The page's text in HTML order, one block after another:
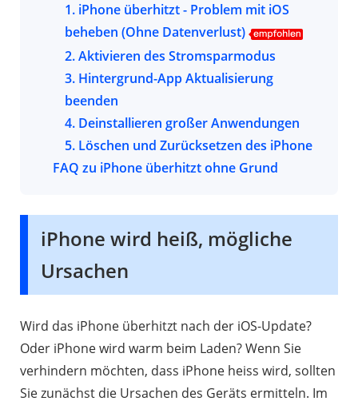
1. iPhone überhitzt - Problem mit iOS
beheben (Ohne Datenverlust)
2. Aktivieren des Stromsparmodus
3. Hintergrund-App Aktualisierung
beenden
4. Deinstallieren großer Anwendungen
5. Löschen und Zurücksetzen des iPhone
FAQ zu iPhone überhitzt ohne Grund
iPhone wird heiß, mögliche
Ursachen
Wird das iPhone überhitzt nach der iOS-Update?
Oder iPhone wird warm beim Laden? Wenn Sie
verhindern möchten, dass iPhone heiss wird, sollten
Sie zunächst die Ursachen des Geräts ermitteln. Im